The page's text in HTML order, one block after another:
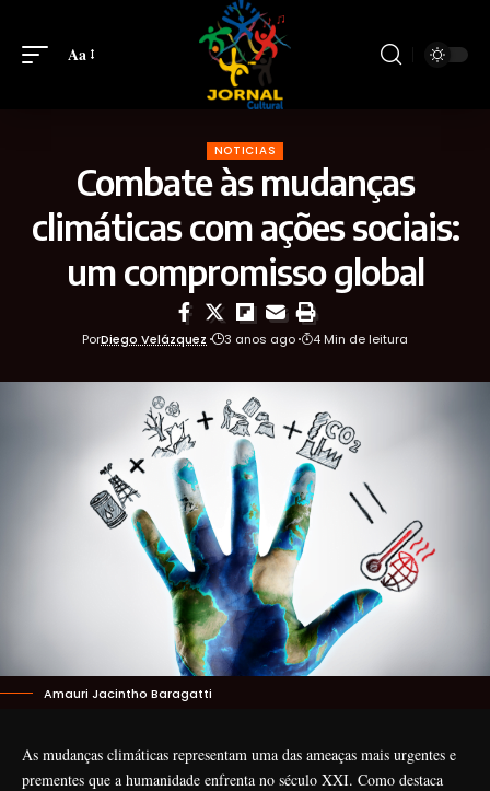
Aa
NOTICIAS
Combate às mudanças
climáticas com ações sociais:
um compromisso global
PorDiego Velázquez 3 anos ago 4 Min de leitura
Amauri Jacintho Baragatti
As mudanças climáticas representam uma das ameaças mais urgentes e
prementes que a humanidade enfrenta no século XXI. Como destaca